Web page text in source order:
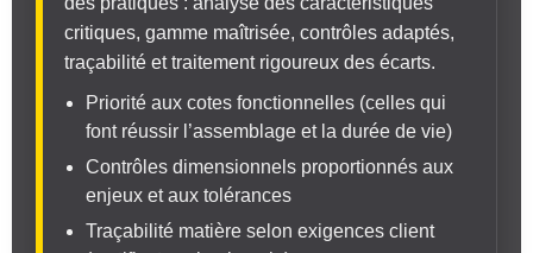
critiques, gamme maîtrisée, contrôles adaptés,
traçabilité et traitement rigoureux des écarts.
Priorité aux cotes fonctionnelles (celles qui
font réussir l’assemblage et la durée de vie)
Contrôles dimensionnels proportionnés aux
enjeux et aux tolérances
Traçabilité matière selon exigences client